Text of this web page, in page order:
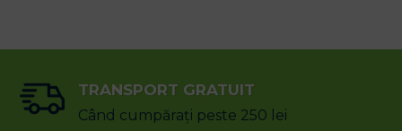
TRANSPORT GRATUIT
Când cumpărați peste 250 lei